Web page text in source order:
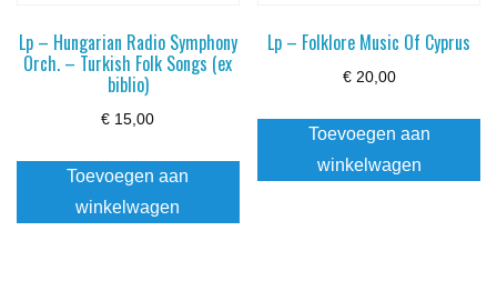
Lp – Hungarian Radio Symphony
Orch. – Turkish Folk Songs (ex
biblio)
€ 15,00
Toevoegen aan
winkelwagen
Lp – Folklore Music Of Cyprus
€20,00
Toevoegen aan
winkelwagen